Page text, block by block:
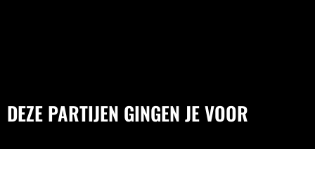
DEZE PARTIJEN GINGEN JE VOOR